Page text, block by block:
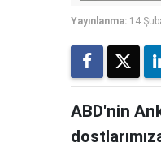
Yayınlanma: 14
ABD'nin